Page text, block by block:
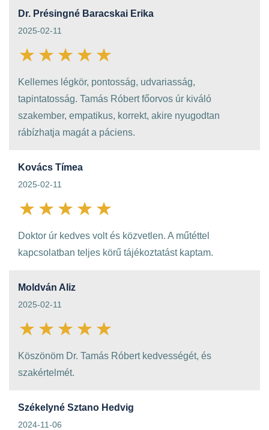
Dr. Présingné Baracskai Erika
2025-02-11
Kellemes légkör, pontosság, udvariasság,
tapintatosság. Tamás Róbert főorvos úr kiváló
szakember, empatikus, korrekt, akire nyugodtan
rábízhatja magát a páciens.
Kovács Tímea
2025-02-11
Doktor úr kedves volt és közvetlen. A műtéttel
kapcsolatban teljes körű tájékoztatást kaptam.
Moldván Aliz
2025-02-11
Köszönöm Dr. Tamás Róbert kedvességét, és
szakértelmét.
Székelyné Sztano Hedvig
2024-11-06